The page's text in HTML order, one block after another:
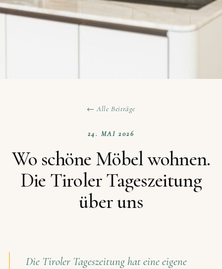
← Alle Beiträge
24. MAI 2026
Wo schöne Möbel wohnen.
Die Tiroler Tageszeitung
über uns
Die Tiroler Tageszeitung hat eine eigene